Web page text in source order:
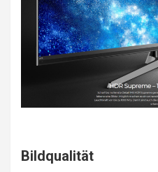
Bildqualität